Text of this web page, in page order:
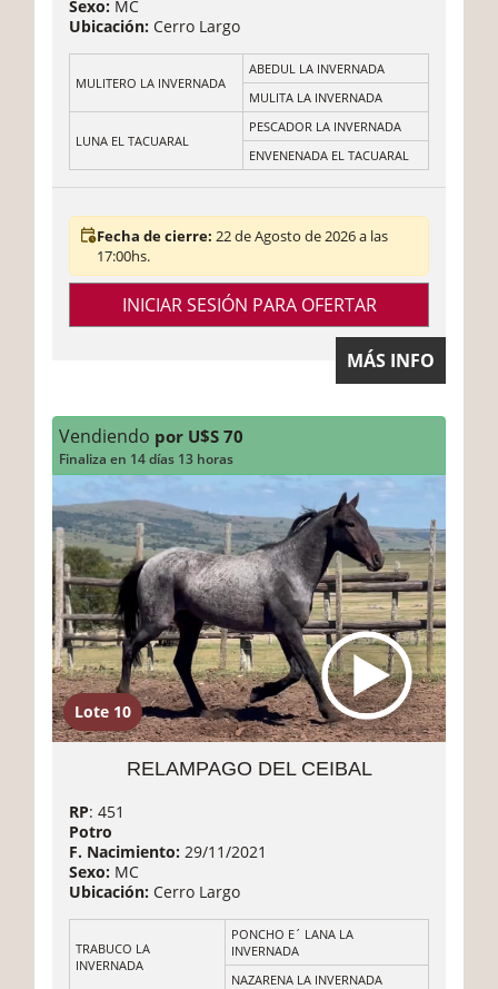
Sexo: MC
Ubicación: Cerro Largo
MULITERO LA INVERNADA
ABEDUL LA INVERNADA
MULITA LA INVERNADA
LUNA EL TACUARAL
PESCADOR LA INVERNADA
ENVENENADA EL TACUARAL
Fecha de cierre: 22 de Agosto de 2026 a las
17:00hs.
INICIAR SESIÓN PARA OFERTAR
MÁS INFO
Vendiendo por U$S 70
Finaliza en 14 días 13 horas
Lote 10
RELAMPAGO DEL CEIBAL
RP: 451
Potro
F. Nacimiento: 29/11/2021
Sexo: MC
Ubicación: Cerro Largo
TRABUCO LA
INVERNADA
PONCHO E´ LANA LA
INVERNADA
NAZARENA LA INVERNADA